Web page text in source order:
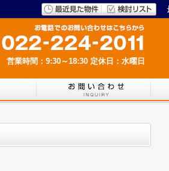
営業時間：9:30～18:30 定休日：水曜日